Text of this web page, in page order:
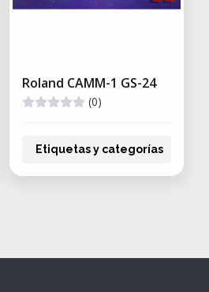
Roland CAMM-1 GS-24
(0)
Etiquetas y categorías